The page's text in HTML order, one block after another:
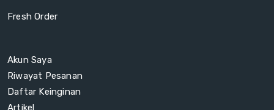
Fresh Order
Akun Saya
Riwayat Pesanan
Daftar Keinginan
Artikel